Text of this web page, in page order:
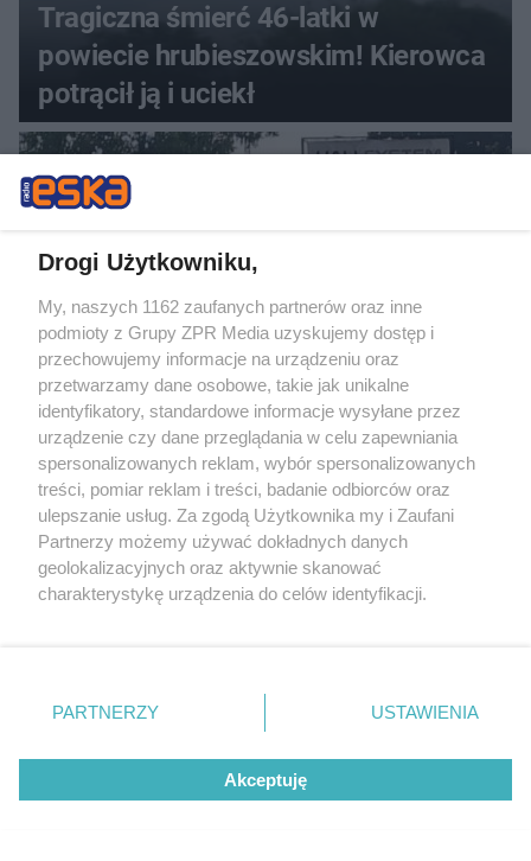
Tragiczna śmierć 46-latki w
powiecie hrubieszowskim! Kierowca
potrącił ją i uciekł
PROGNOZA POGODY
Gwałtowne burze nadciągają nad Polskę.
IMGW ostrzega przed nawałnicami i gradem
Mężczyzna wypadł z balkonu. Wcześniej z
Drogi Użytkowniku,
My, naszych 1162 zaufanych partnerów oraz inne
podmioty z Grupy ZPR Media uzyskujemy dostęp i
przechowujemy informacje na urządzeniu oraz
przetwarzamy dane osobowe, takie jak unikalne
identyfikatory, standardowe informacje wysyłane przez
urządzenie czy dane przeglądania w celu zapewniania
spersonalizowanych reklam, wybór spersonalizowanych
treści, pomiar reklam i treści, badanie odbiorców oraz
ulepszanie usług. Za zgodą Użytkownika my i Zaufani
Partnerzy możemy używać dokładnych danych
geolokalizacyjnych oraz aktywnie skanować
charakterystykę urządzenia do celów identyfikacji.
zmienić/wycofać klikając przycisk ustawień prywatności
znajdujący się w lewym dolnym rogu strony
rodzaje przetwarzania danych nie wymagają zgody
użytkownika, ale masz prawo sprzeciwić się takiemu
przetwarzaniu. Preferencje będą miały zastosowanie tylko
PARTNERZY USTAWIENIA
Akceptuję